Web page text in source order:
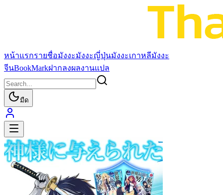
หน้าแรกรายชื่อมังงะมังงะญี่ปุ่นมังงะเกาหลีมังงะ
จีนBookMarkฝากลงผลงานแปล
มืด